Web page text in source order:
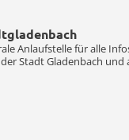
Anlaufstelle für alle
Stadt Gladenbach und